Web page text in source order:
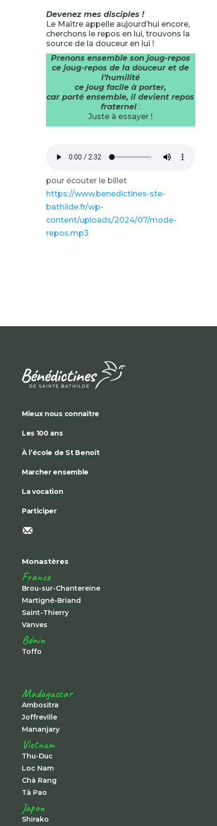
Devenez mes disciples !
Le Maître appelle aujourd’hui encore,
cherchons le repos en lui, trouvons la
source de la douceur en lui !
Prenons ensemble son joug-repos
ce joug-repos de la douceur et de
l’humilité
ce joug facile à porter,
car porté ensemble, il devient repos
fraternel :
Juste à essayer !
pour écouter le billet
https://www.benedictines-ste-
bathilde.fr/wp-
content/uploads/2024/07/mode-
repos.mp3
Mieux nous connaître
Les 100 ans
À l’école de St Benoît
Marcher ensemble
La vocation
Participer
Monastères
France
Brou-sur-Chantereine
Martigné-Briand
Saint-Thierry
Vanves
Bénin
Toffo
Madagascar
Ambositra
Joffreville
Mananjary
Vietnam
Thu-Duc
Loc Nam
Chà Rang
Tà Pao
Japon
Shirako